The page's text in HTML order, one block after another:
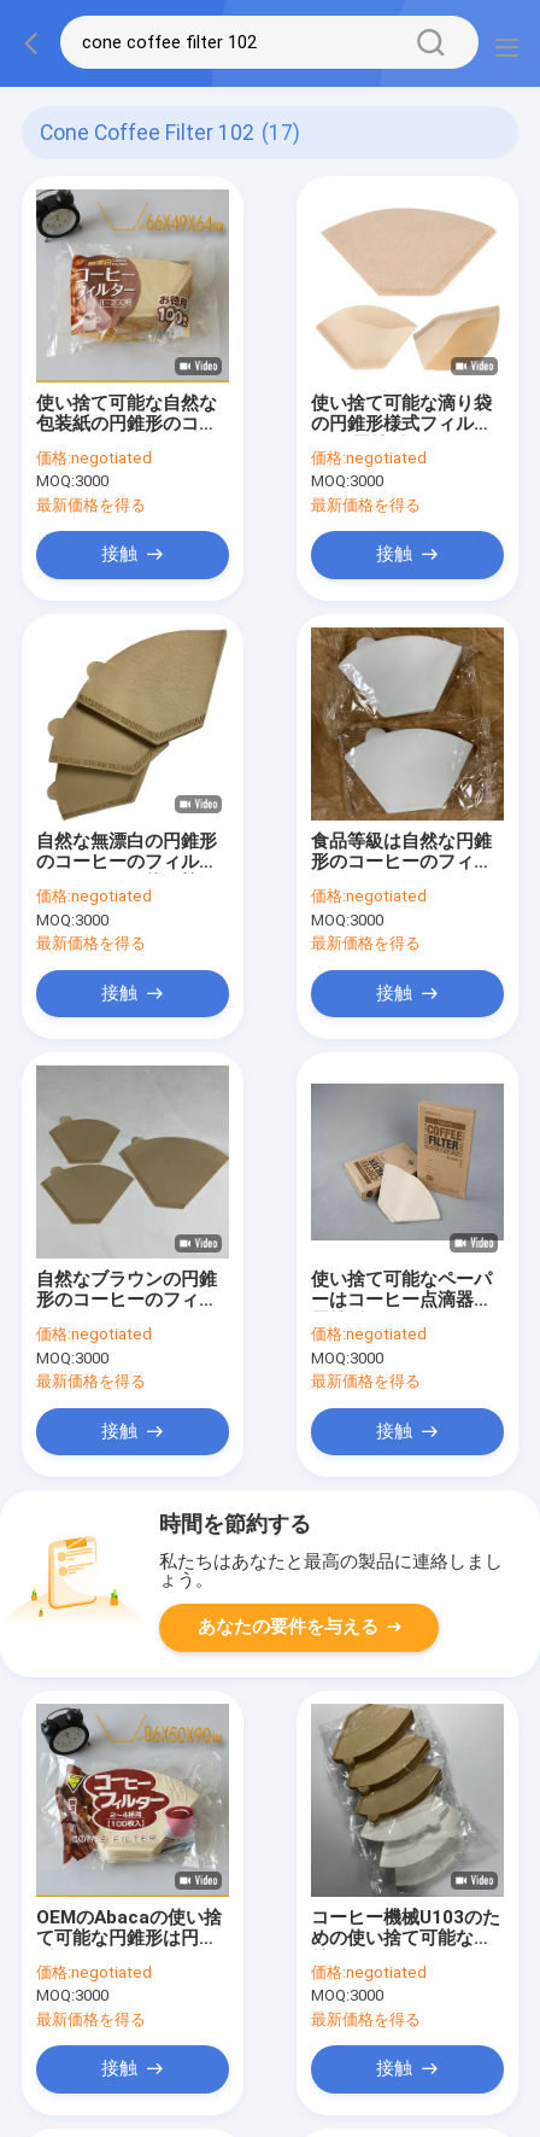
Cone Coffee Filter 102 (17)
使い捨て可能な自然な
包装紙の円錐形のコー
103はコーヒーのフィ
ルターに注ぐ
価格:negotiated
MOQ:3000
最新価格を得る
接触
使い捨て可能な滴り袋
の円錐形様式フィルタ
のフィルターのペーパ
ー103
価格:negotiated
MOQ:3000
最新価格を得る
接触
自然な無漂白の円錐形
のコーヒーのフィルタ
可能な100PCS/箱
価格:negotiated
MOQ:3000
最新価格を得る
接触
食品等級は自然な円錐
形のコーヒーのフィル
53gsmを漂白した
価格:negotiated
MOQ:3000
最新価格を得る
接触
自然なブラウンの円錐
形のコーヒーのフィル
価格:negotiated
MOQ:3000
最新価格を得る
接触
使い捨て可能なペーパ
ーはコーヒー点滴器の
ィルター100のPCに注
ぐ
価格:negotiated
MOQ:3000
最新価格を得る
接触
時間を節約する
私たちはあなたと最高の製品に連絡しまし
ょう。
あなたの要件を与える
OEMのAbacaの使い捨
て可能な円錐形は円錐
ターに注ぐ
価格:negotiated
MOQ:3000
最新価格を得る
接触
コーヒー機械U103のた
めの使い捨て可能な円
ルター#4
価格:negotiated
MOQ:3000
最新価格を得る
接触